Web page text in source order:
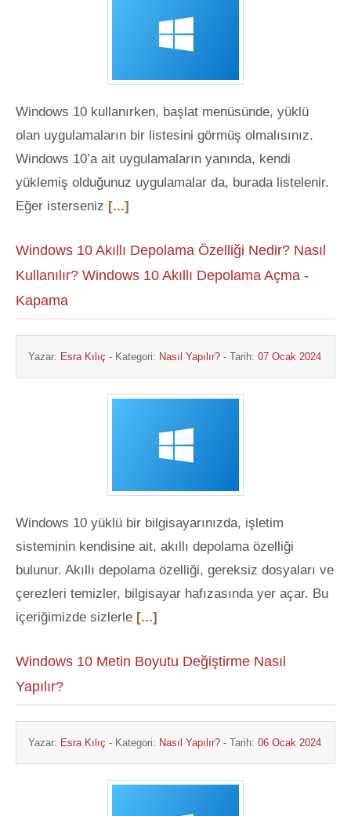
Windows 10 kullanırken, başlat menüsünde, yüklü
olan uygulamaların bir listesini görmüş olmalısınız.
Windows 10’a ait uygulamaların yanında, kendi
yüklemiş olduğunuz uygulamalar da, burada listelenir.
Eğer isterseniz [...]
Windows 10 Akıllı Depolama Özelliği Nedir? Nasıl
Kullanılır? Windows 10 Akıllı Depolama Açma -
Kapama
Yazar: Esra Kılıç - Kategori: Nasıl Yapılır? - Tarih: 07 Ocak 2024
Windows 10 yüklü bir bilgisayarınızda, işletim
sisteminin kendisine ait, akıllı depolama özelliği
bulunur. Akıllı depolama özelliği, gereksiz dosyaları ve
çerezleri temizler, bilgisayar hafızasında yer açar. Bu
içeriğimizde sizlerle [...]
Windows 10 Metin Boyutu Değiştirme Nasıl
Yapılır?
Yazar: Esra Kılıç - Kategori: Nasıl Yapılır? - Tarih: 06 Ocak 2024